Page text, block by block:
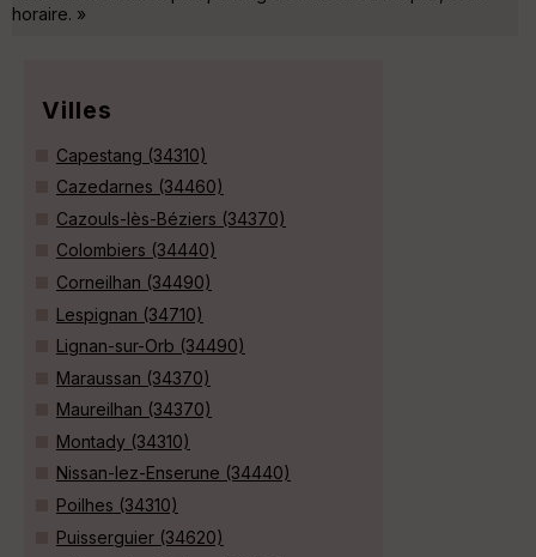
horaire. »
Villes
Capestang (34310)
Cazedarnes (34460)
Cazouls-lès-Béziers (34370)
Colombiers (34440)
Corneilhan (34490)
Lespignan (34710)
Lignan-sur-Orb (34490)
Maraussan (34370)
Maureilhan (34370)
Montady (34310)
Nissan-lez-Enserune (34440)
Poilhes (34310)
Puisserguier (34620)